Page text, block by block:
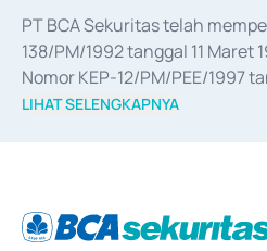
PT BCA Sekuritas telah
138/PM/1992 tanggal 11
Nomor KEP-12/PM/PEE/1997
merger, akuisisi, divestasi, dan
LIHAT SELENGKAPNYA